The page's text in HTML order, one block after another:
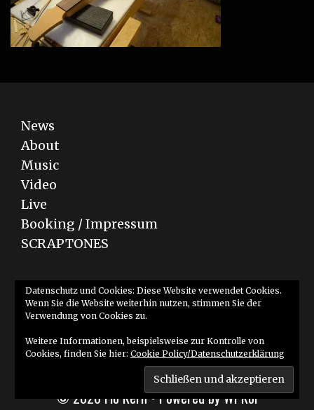
News
About
Music
Video
Live
Booking / Impressum
SCRAPTONES
Bandcamp
YouTubeSoundCloud
© 2026 Flo Kern• Powered byWPKoi
Datenschutz und Cookies: Diese Website verwendet Cookies.
Wenn Sie die Website weiterhin nutzen, stimmen Sie der
Verwendung von Cookies zu.
Weitere Informationen, beispielsweise zur Kontrolle von
Cookies, finden Sie hier: Cookie Policy/Datenschutzerklärung